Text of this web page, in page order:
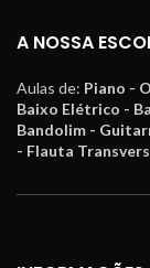
A NOSSA
Aulas de: Piano -
Baixo Elétrico -
Bandolim -
- Flauta